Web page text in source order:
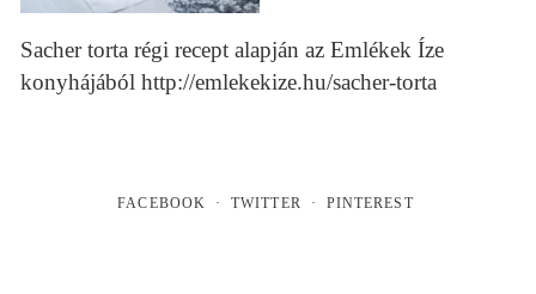
Sacher torta régi recept alapján az Emlékek Íze
konyhájából http://emlekekize.hu/sacher-torta
FACEBOOK TWITTER PINTEREST